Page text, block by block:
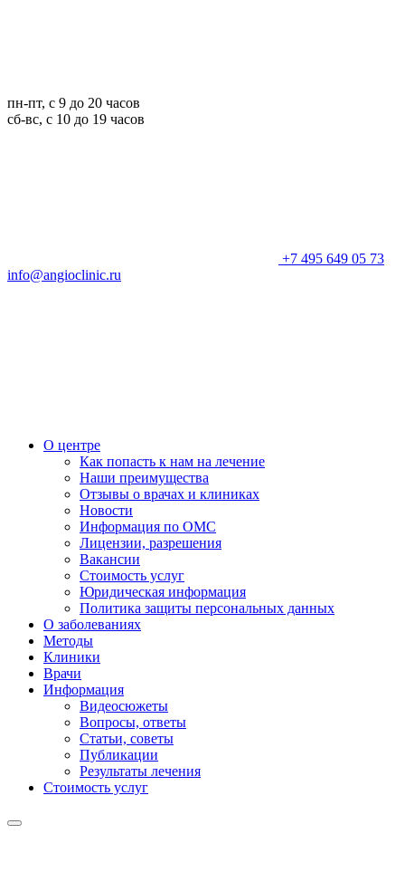
пн-пт, с 9 до 20 часов
сб-вс, с 10 до 19 часов
+7 495 649 05 73
info@angioclinic.ru
О центре
Как попасть к нам на лечение
Наши преимущества
Отзывы о врачах и клиниках
Новости
Информация по ОМС
Лицензии, разрешения
Вакансии
Стоимость услуг
Юридическая информация
Политика защиты персональных данных
О заболеваниях
Методы
Клиники
Врачи
Информация
Видеосюжеты
Вопросы, ответы
Статьи, советы
Публикации
Результаты лечения
Стоимость услуг